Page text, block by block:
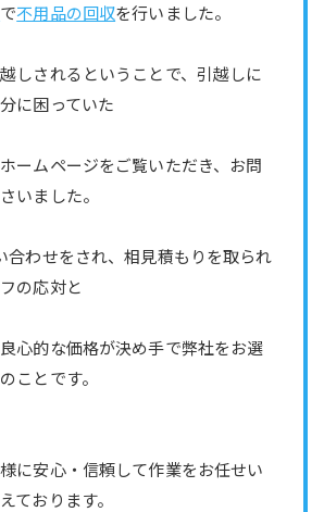
で不用品の回収を行いました。
しされるということで、引越しに
に困っていた
ームページをご覧いただき、お問
いました。
合わせをされ、相見積もりを取られ
の応対と
心的な価格が決め手で弊社をお選
ことです。
に安心・信頼して作業をお任せい
ております。